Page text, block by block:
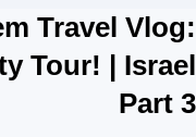
Travel Vlog:
Tour! | Israel
Part 3